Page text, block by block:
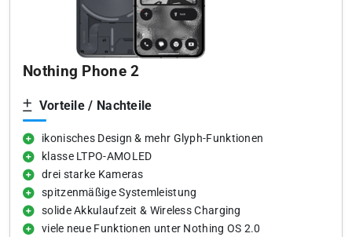
Nothing Phone 2
Vorteile / Nachteile
ikonisches Design & mehr Glyph-Funktionen
klasse LTPO-AMOLED
drei starke Kameras
spitzenmäßige Systemleistung
solide Akkulaufzeit & Wireless Charging
viele neue Funktionen unter Nothing OS 2.0